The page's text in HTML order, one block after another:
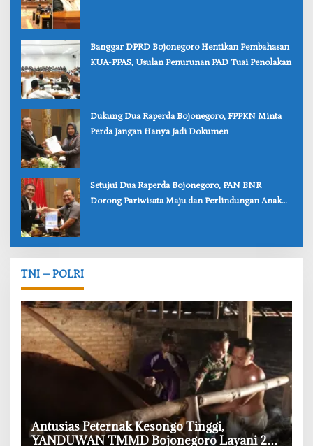
‎Banggar DPRD Bojonegoro Hentikan Pembahasan
KUA-PPAS, Usulan Penurunan PAD Tuai Penolakan
‎Dukung Dua Raperda Bojonegoro, FPPKN Minta
Perda Jangan Hanya Jadi Dokumen
‎Setujui Dua Raperda Bojonegoro, PAN BNR
Dorong Pariwisata Maju dan Perlindungan Anak
TNI – POLRI
‎Antusias Peternak Kesongo Tinggi,
YANDUWAN TMMD Bojonegoro Layani 278